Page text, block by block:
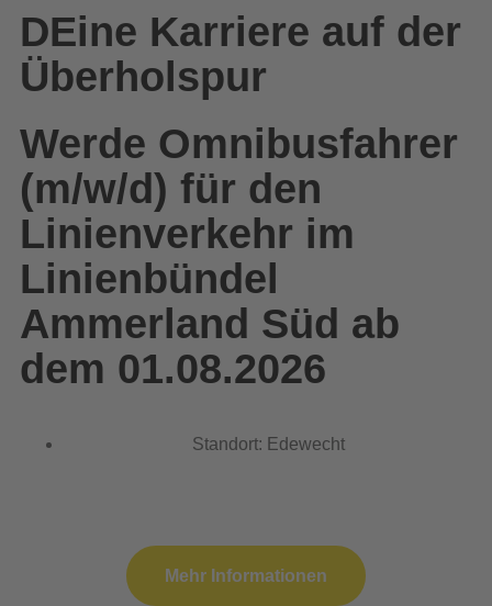
DEine Karriere auf der
Überholspur
Werde Omnibusfahrer
(m/w/d) für den
Linienverkehr im
Linienbündel
Ammerland Süd ab
dem 01.08.2026
Standort: Edewecht
Mehr Informationen